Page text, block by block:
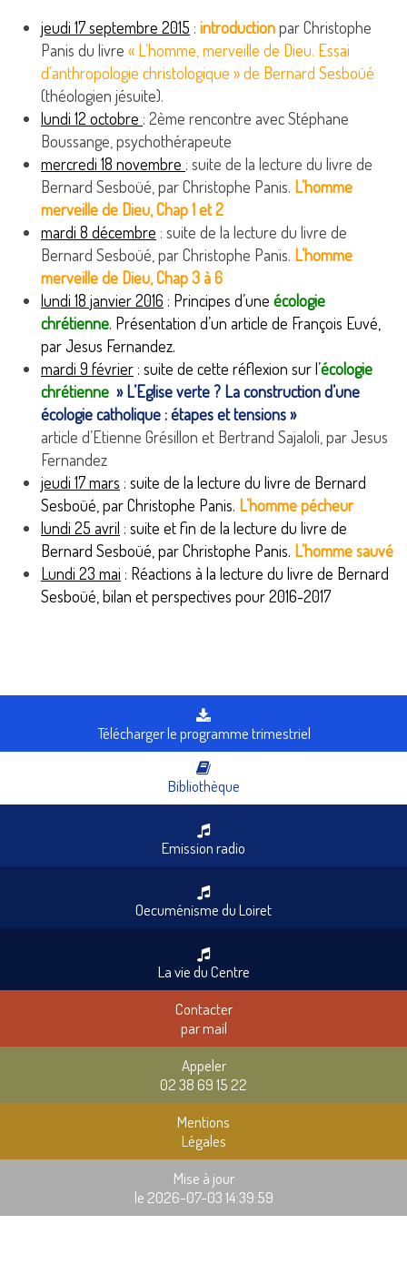
jeudi 17 septembre 2015 : introductionpar Christophe
Panis du livre « L’homme, merveille de Dieu. Essai
d’anthropologie christologique » de Bernard Sesboüé
(théologien jésuite).
lundi 12 octobre : 2ème rencontre avec Stéphane
Boussange, psychothérapeute
mercredi 18 novembre : suite de la lecture du livre de
Bernard Sesboüé, par Christophe Panis. L’homme
merveille de Dieu, Chap 1 et 2
mardi 8 décembre : suite de la lecture du livre de
Bernard Sesboüé, par Christophe Panis. L’homme
merveille de Dieu, Chap 3 à 6
lundi 18 janvier 2016 : Principes d’une écologie
chrétienne. Présentation d’un article de François Euvé,
par Jesus Fernandez.
mardi 9 février : suite de cette réflexion sur l’écologie
chrétienne » L’Eglise verte ? La construction d’une
écologie catholique : étapes et tensions »
article d’Etienne Grésillon et Bertrand Sajaloli, par Jesus
Fernandez
jeudi 17 mars : suite de la lecture du livre de Bernard
Sesboüé, par Christophe Panis. L’homme pécheur
lundi 25 avril : suite et fin de la lecture du livre de
Bernard Sesboüé, par Christophe Panis. L’homme sauvé
Lundi 23 mai : Réactions à la lecture du livre de Bernard
Sesboüé, bilan et perspectives pour 2016-2017
Télécharger le programme trimestriel
Bibliothèque
Emission radio
Oecuménisme du Loiret
La vie du Centre
Contacter
par mail
Appeler
02 38 69 15 22
Mentions
Légales
Mise à jour
le 2026-07-03 14:39:59